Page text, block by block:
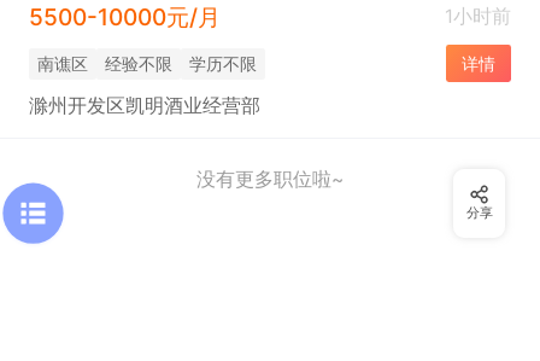
5500-10000元/月
1小时前
南谯区 经验不限 学历不限 详情
滁州开发区凯明酒业经营部
没有更多职位啦~
分享